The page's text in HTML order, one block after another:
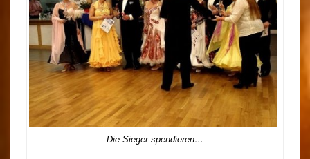
Die Sieger spendieren…